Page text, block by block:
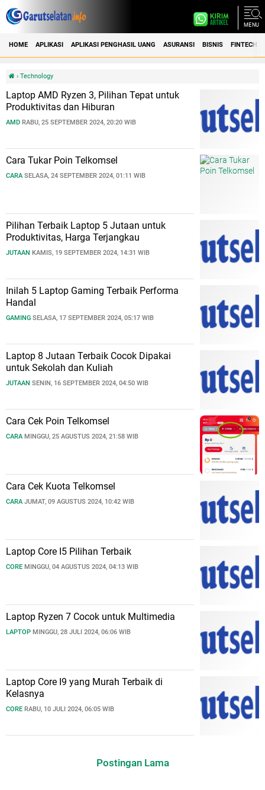
MENU
HOME APLIKASI APLIKASI PENGHASIL UANG ASURANSI BISNIS FINTECH
› Technology
Laptop AMD Ryzen 3, Pilihan Tepat untuk
Produktivitas dan Hiburan
AMD RABU, 25 SEPTEMBER 2024, 20:20 WIB
Cara Tukar Poin Telkomsel
CARA SELASA, 24 SEPTEMBER 2024, 01:11 WIB
Pilihan Terbaik Laptop 5 Jutaan untuk
Produktivitas, Harga Terjangkau
JUTAAN KAMIS, 19 SEPTEMBER 2024, 14:31 WIB
Inilah 5 Laptop Gaming Terbaik Performa
Handal
GAMING SELASA, 17 SEPTEMBER 2024, 05:17 WIB
Laptop 8 Jutaan Terbaik Cocok Dipakai
untuk Sekolah dan Kuliah
JUTAAN SENIN, 16 SEPTEMBER 2024, 04:50 WIB
Cara Cek Poin Telkomsel
CARA MINGGU, 25 AGUSTUS 2024, 21:58 WIB
Cara Cek Kuota Telkomsel
CARA JUMAT, 09 AGUSTUS 2024, 10:42 WIB
Laptop Core I5 Pilihan Terbaik
CORE MINGGU, 04 AGUSTUS 2024, 04:13 WIB
Laptop Ryzen 7 Cocok untuk Multimedia
LAPTOP MINGGU, 28 JULI 2024, 06:06 WIB
Laptop Core I9 yang Murah Terbaik di
Kelasnya
CORE RABU, 10 JULI 2024, 06:05 WIB
Postingan Lama